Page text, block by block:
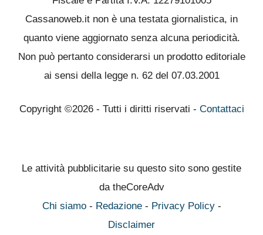
Cassanoweb.it non è una testata giornalistica, in
quanto viene aggiornato senza alcuna periodicità.
Non può pertanto considerarsi un prodotto editoriale
ai sensi della legge n. 62 del 07.03.2001
Copyright ©2026 - Tutti i diritti riservati - Contattaci
Le attività pubblicitarie su questo sito sono gestite
da theCoreAdv
Chi siamo- Redazione- Privacy Policy-
Disclaimer